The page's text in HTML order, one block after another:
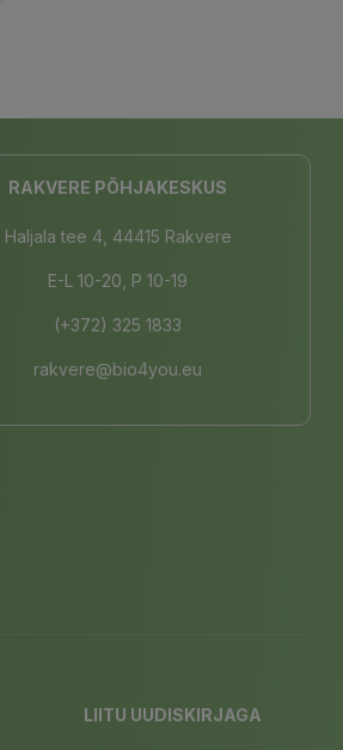
RAKVERE PÕHJAKESKUS
Haljala tee 4, 44415 Rakvere
E-L 10-20, P 10-19
(+372) 325 1833
rakvere@bio4you.eu
LIITU UUDISKIRJAGA